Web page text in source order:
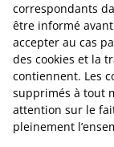
correspondants
être informé
accepter au cas
des cookies et la
contiennent. Les
supprimés à tout
attention sur le
pleinement